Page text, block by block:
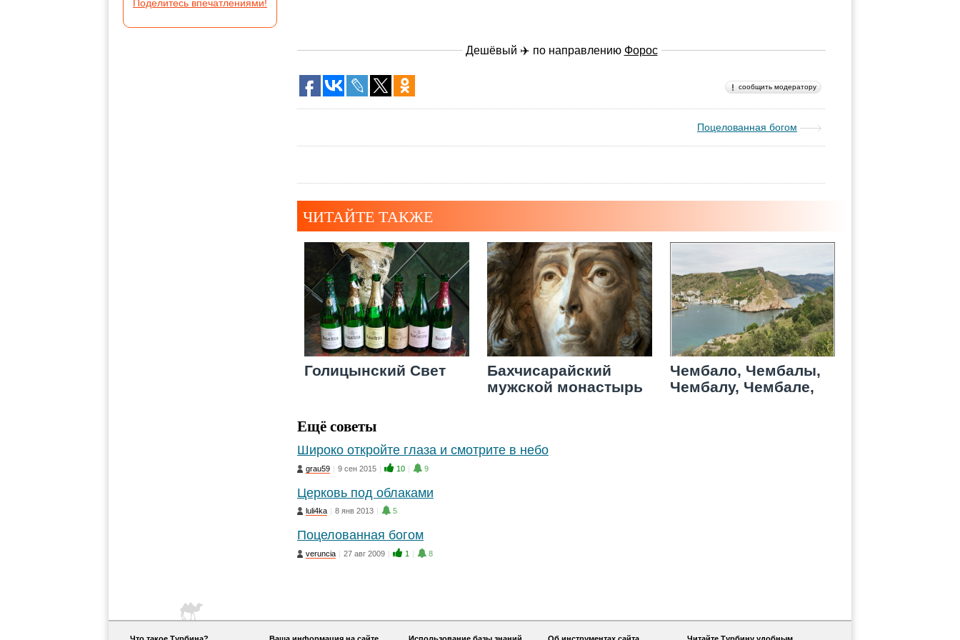
Поделитесь впечатлениями!
Дешёвый ✈️ по направлению Форос
сообщить модератору
Поцелованная богом
ЧИТАЙТЕ ТАКЖЕ
Голицынский Свет
Бахчисарайский
мужской монастырь
Чембало, Чембалы,
Чембалу, Чембале,
Ещё советы
Широко откройте глаза и смотрите в небо
grau59 | 9 сен 2015 | 10 | 9
Церковь под облаками
luli4ka | 8 янв 2013 | 5
Поцелованная богом
veruncia | 27 авг 2009 | 1 | 8